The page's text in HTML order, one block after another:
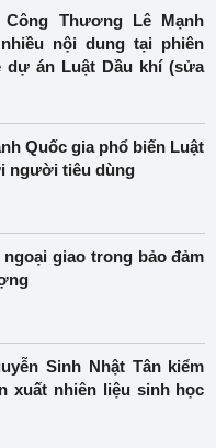
Thương Lê Mạnh
nội dung tại phiên
dự án Luật Dầu khí (sửa
Quốc gia phổ biến Luật
người tiêu dùng
giao trong bảo đảm
Sinh Nhật Tân kiểm
xuất nhiên liệu sinh học